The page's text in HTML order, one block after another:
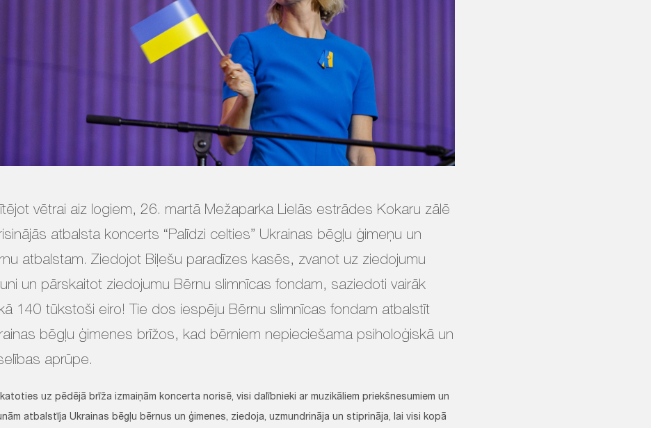
vētrai aiz logiem, 26. martā Mežaparka Lielās estrādes Kokaru zālē
atbalsta koncerts “Palīdzi celties” Ukrainas bēgļu ģimeņu un
atbalstam. Ziedojot Biļešu paradīzes kasēs, zvanot uz ziedojumu
un pārskaitot ziedojumu Bērnu slimnīcas fondam, saziedoti vairāk
140 tūkstoši eiro! Tie dos iespēju Bērnu slimnīcas fondam atbalstīt
bēgļu ģimenes brīžos, kad bērniem nepieciešama psiholoģiskā un
aprūpe.
uz pēdējā brīža izmaiņām koncerta norisē, visi dalībnieki ar muzikāliem priekšnesumiem un
atbalstīja Ukrainas bēgļu bērnus un ģimenes, ziedoja, uzmundrināja un stiprināja, lai visi kopā